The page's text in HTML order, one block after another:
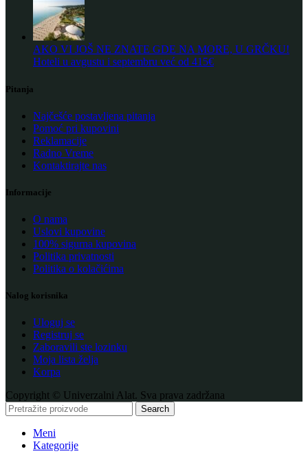
AKO VI JOŠ NE ZNATE GDE NA MORE, U GRČKU!
Hoteli u avgustu i septembru već od 415€
Pitanja
Najčešće postavljena pitanja
Pomoć pri kupovini
Reklamacije
Radno Vreme
Kontaktirajte nas
Informacije
O nama
Uslovi kupovine
100% sigurna kupovina
Politika privatnosti
Politika o kolačićima
Nalog korisnika
Uloguj se
Registruj se
Zaboravili ste lozinku
Moja lista želja
Korpa
Copyright © Univerzalni Alat. Sva prava zadržana
Search
Meni
Kategorije